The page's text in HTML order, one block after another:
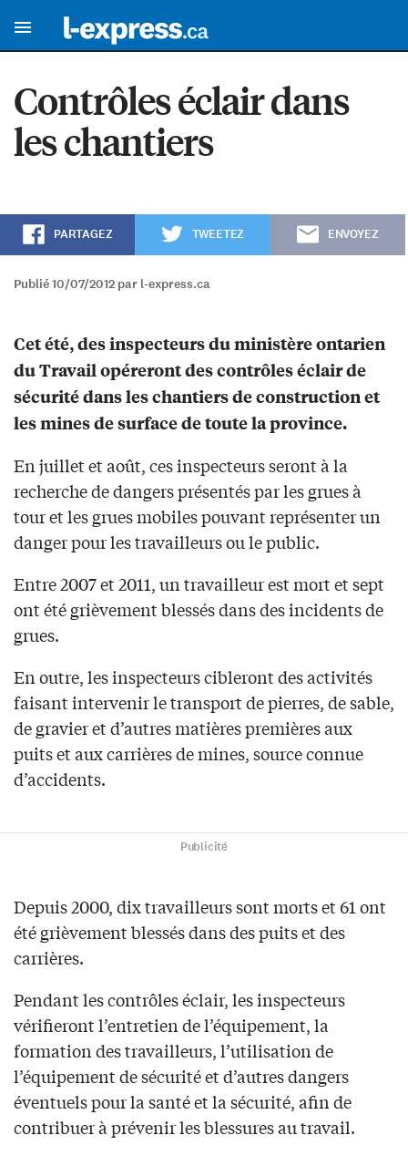
Contrôles éclair dans
les chantiers
PARTAGEZ TWEETEZ ENVOYEZ
Publié 10/07/2012 par l-express.ca
Cet été, des inspecteurs du ministère ontarien
du Travail opéreront des contrôles éclair de
sécurité dans les chantiers de construction et
les mines de surface de toute la province.
En juillet et août, ces inspecteurs seront à la
recherche de dangers présentés par les grues à
tour et les grues mobiles pouvant représenter un
danger pour les travailleurs ou le public.
Entre 2007 et 2011, un travailleur est mort et sept
ont été grièvement blessés dans des incidents de
grues.
En outre, les inspecteurs cibleront des activités
faisant intervenir le transport de pierres, de sable,
de gravier et d’autres matières premières aux
puits et aux carrières de mines, source connue
d’accidents.
Publicité
Depuis 2000, dix travailleurs sont morts et 61 ont
été grièvement blessés dans des puits et des
carrières.
Pendant les contrôles éclair, les inspecteurs
vérifieront l’entretien de l’équipement, la
formation des travailleurs, l’utilisation de
l’équipement de sécurité et d’autres dangers
éventuels pour la santé et la sécurité, afin de
contribuer à prévenir les blessures au travail.